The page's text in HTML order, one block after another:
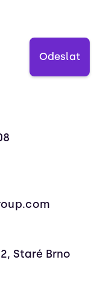
Odeslat
Staré Brno